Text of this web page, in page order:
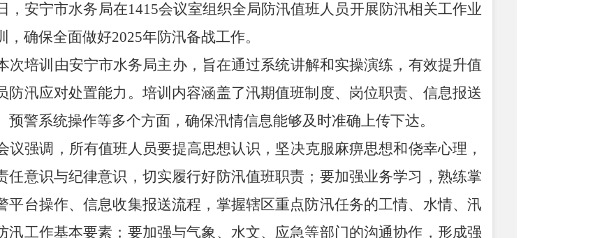
，安宁市水务局在1415会议室组织全局防汛值班人员开展防汛相关工作业
，确保全面做好2025年防汛备战工作。
次培训由安宁市水务局主办，旨在通过系统讲解和实操演练，有效提升值
防汛应对处置能力。培训内容涵盖了汛期值班制度、岗位职责、信息报送
预警系统操作等多个方面，确保汛情信息能够及时准确上传下达。
议强调，所有值班人员要提高思想认识，坚决克服麻痹思想和侥幸心理，
任意识与纪律意识 ， 切实履行好防汛值班职责；要加强业务学习，熟练掌
平台操作、信息收集报送流程，掌握辖区重点防汛任务的工情、水情、汛
汛工作基本要素；要加强与气象、水文、应急等部门的沟通协作，形成强